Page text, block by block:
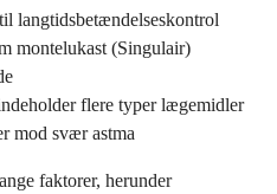
langtidsbetændelseskontrol
montelukast (Singulair)
flere typer lægemidler
mod svær astma
faktorer, herunder